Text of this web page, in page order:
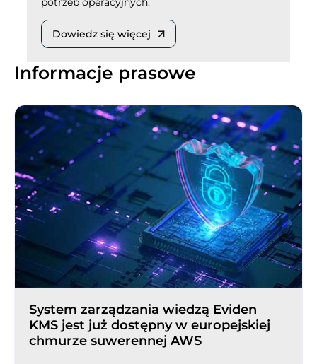
Dowiedz się więcej
Informacje prasowe
System zarządzania wiedzą Eviden
KMS jest już dostępny w europejskiej
chmurze suwerennej AWS